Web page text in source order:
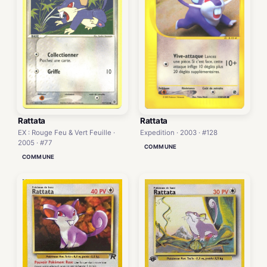
Rattata
EX : Rouge Feu & Vert Feuille ·
2005 · #77
COMMUNE
Rattata
Expedition · 2003 · #128
COMMUNE